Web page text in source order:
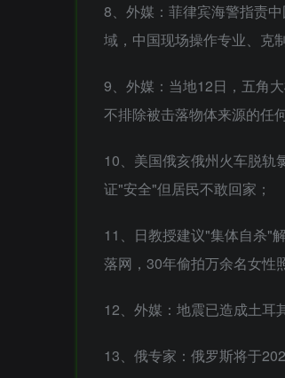
8、外媒：菲律宾海警指责
域，中国现场操作专业、克
9、外媒：当地12日，五角
不排除被击落物体来源的任
10、美国俄亥俄州火车脱轨
证"安全"但居民不敢回家；
11、日教授建议"集体自杀"
落网，30年偷拍万余名女性
12、外媒：地震已造成土耳
13、俄专家：俄罗斯将于